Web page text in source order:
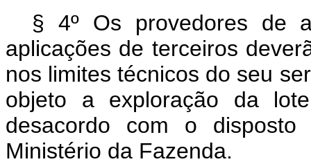
§ 4º Os provedores de
aplicações de terceiros
nos limites técnicos do seu
objeto a exploração da
desacordo com o
Ministério da Fazenda.